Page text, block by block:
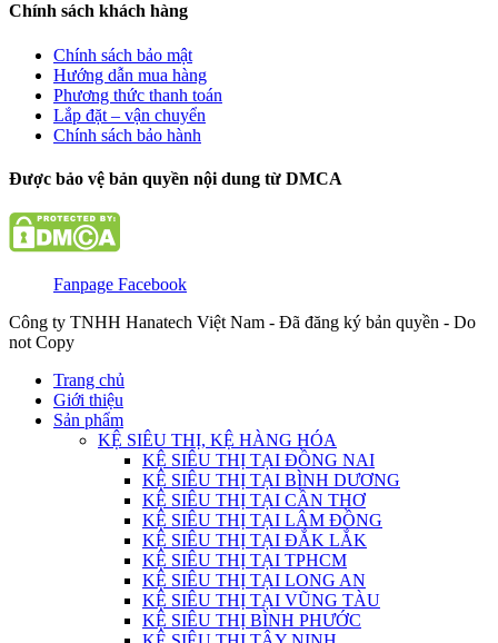
Chính sách khách hàng
Chính sách bảo mật
Hướng dẫn mua hàng
Phương thức thanh toán
Lắp đặt – vận chuyển
Chính sách bảo hành
Được bảo vệ bản quyền nội dung từ DMCA
Fanpage Facebook
Công ty TNHH Hanatech Việt Nam - Đã đăng ký bản quyền - Do
not Copy
Trang chủ
Giới thiệu
Sản phẩm
KỆ SIÊU THỊ, KỆ HÀNG HÓA
KỆ SIÊU THỊ TẠI ĐỒNG NAI
KỆ SIÊU THỊ TẠI BÌNH DƯƠNG
KỆ SIÊU THỊ TẠI CẦN THƠ
KỆ SIÊU THỊ TẠI LÂM ĐỒNG
KỆ SIÊU THỊ TẠI ĐẮK LẮK
KỆ SIÊU THỊ TẠI TPHCM
KỆ SIÊU THỊ TẠI LONG AN
KỆ SIÊU THỊ TẠI VŨNG TÀU
KỆ SIÊU THỊ BÌNH PHƯỚC